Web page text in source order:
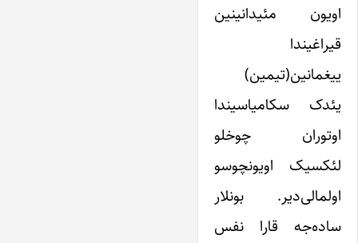
اویون مئیدانینین
قیراغیندا
ییغمانین(تیمین)
یئدک سکامیاسیندا
اوتوران چوخلو
لئکسیک اویونچوسو
اولمالی‌دیر. بونلار
ساده‌جه قارا نفس